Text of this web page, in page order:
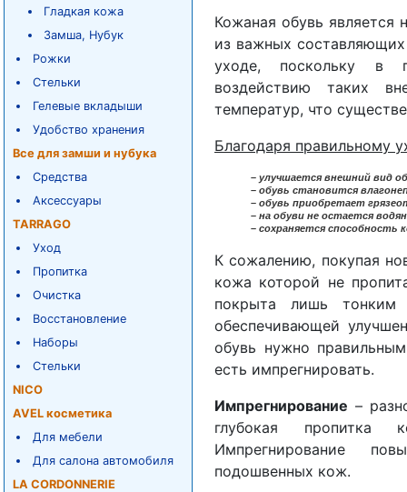
Гладкая кожа
Замша, Нубук
Рожки
Стельки
Гелевые вкладыши
Удобство хранения
Все для замши и нубука
Средства
Аксессуары
TARRAGO
Уход
Пропитка
Очистка
Восстановление
Наборы
Стельки
NICO
AVEL косметика
Для мебели
Для салона автомобиля
LA CORDONNERIE
Кожаная обувь является
из важных
уходе, поскольку в
воздействию таких
температур, что
Благодаря правильному
– улучшается внешний вид
– обувь становится
– обувь приобретает
– на обуви не остается
– сохраняется способность
К сожалению, покупая
кожа которой не
покрыта лишь тонким
обеспечивающей
обувь нужно
есть импрегнировать.
Импрегнирование –
глубокая пропитка
Импрегнирование
подошвенных кож.